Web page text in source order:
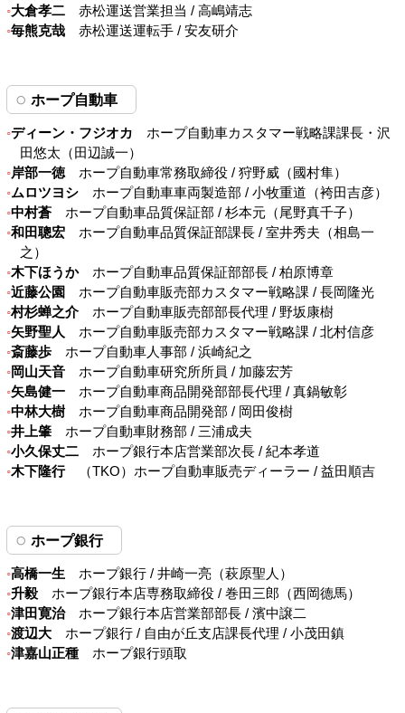
大倉孝二赤松運送営業担当 / 高嶋靖志
毎熊克哉赤松運送運転手 / 安友研介
ホープ自動車
ディーン・フジオカ ホープ自動車カスタマー戦略課課長・沢
田悠太（田辺誠一）
岸部一徳ホープ自動車常務取締役 / 狩野威（國村隼）
ムロツヨシホープ自動車車両製造部 / 小牧重道（袴田吉彦）
中村蒼ホープ自動車品質保証部 / 杉本元（尾野真千子）
和田聰宏ホープ自動車品質保証部課長 / 室井秀夫（相島一
之）
木下ほうかホープ自動車品質保証部部長 / 柏原博章
近藤公園
ホープ自動車販売部カスタマー戦略課 / 長岡隆光
村杉蝉之介ホープ自動車販売部部長代理 / 野坂康樹
矢野聖人
ホープ自動車販売部カスタマー戦略課 / 北村信彦
斎藤歩ホープ自動車人事部 / 浜崎紀之
岡山天音ホープ自動車研究所所員 / 加藤宏芳
矢島健一ホープ自動車商品開発部部長代理 / 真鍋敏彰
中林大樹ホープ自動車商品開発部 / 岡田俊樹
井上肇ホープ自動車財務部 / 三浦成夫
小久保丈二ホープ銀行本店営業部次長 / 紀本孝道
木下隆行（TKO）ホープ自動車販売ディーラー / 益田順吉
ホープ銀行
高橋一生 ホープ銀行 / 井崎一亮（萩原聖人）
升毅ホープ銀行本店専務取締役 / 巻田三郎（西岡德馬）
津田寛治ホープ銀行本店営業部部長 / 濱中譲二
渡辺大ホープ銀行 / 自由が丘支店課長代理 / 小茂田鎮
津嘉山正種ホープ銀行頭取